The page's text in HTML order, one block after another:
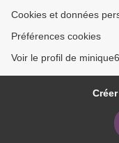
Cookies et données
Préférences cookies
Voir le profil de